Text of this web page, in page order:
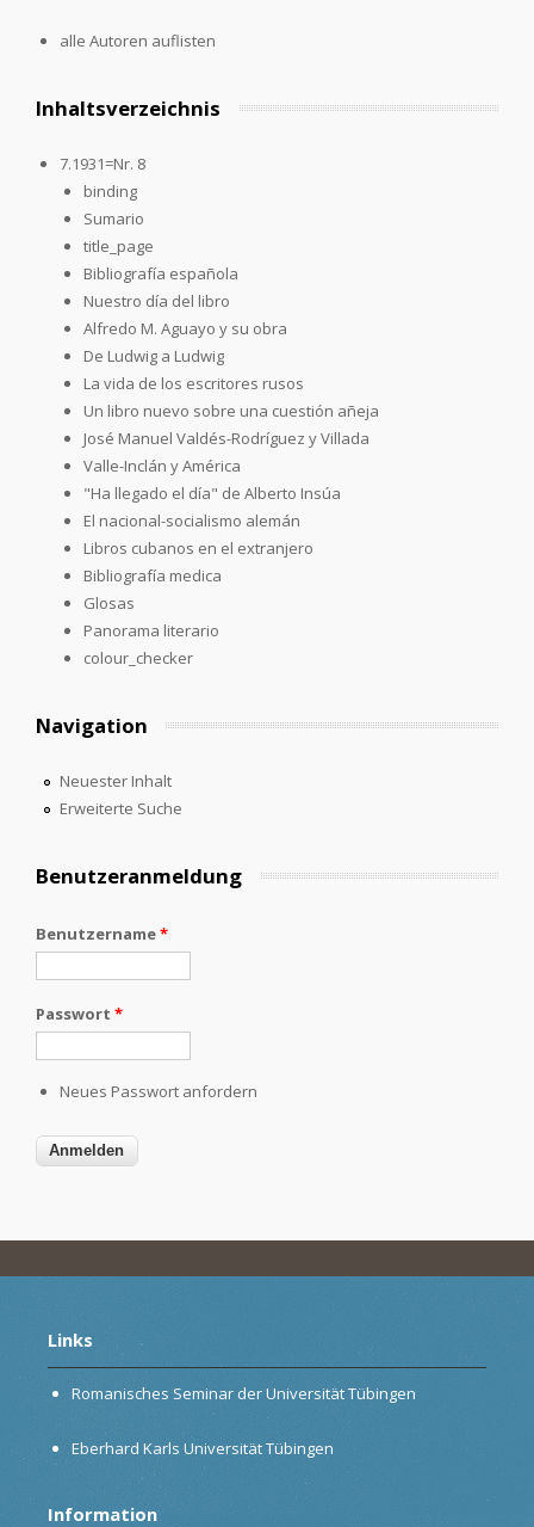
alle Autoren auflisten
Inhaltsverzeichnis
7.1931=Nr. 8
binding
Sumario
title_page
Bibliografía española
Nuestro día del libro
Alfredo M. Aguayo y su obra
De Ludwig a Ludwig
La vida de los escritores rusos
Un libro nuevo sobre una cuestión añeja
José Manuel Valdés-Rodríguez y Villada
Valle-Inclán y América
"Ha llegado el día" de Alberto Insúa
El nacional-socialismo alemán
Libros cubanos en el extranjero
Bibliografía medica
Glosas
Panorama literario
colour_checker
Navigation
Neuester Inhalt
Erweiterte Suche
Benutzeranmeldung
Benutzername*
Passwort *
Neues Passwort anfordern
Links
Romanisches Seminar der Universität Tübingen
Eberhard Karls Universität Tübingen
Information